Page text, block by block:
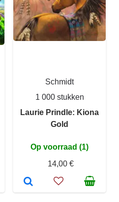
Schmidt
1 000 stukken
Laurie Prindle: Kiona
Gold
Op voorraad (1)
14,00 €